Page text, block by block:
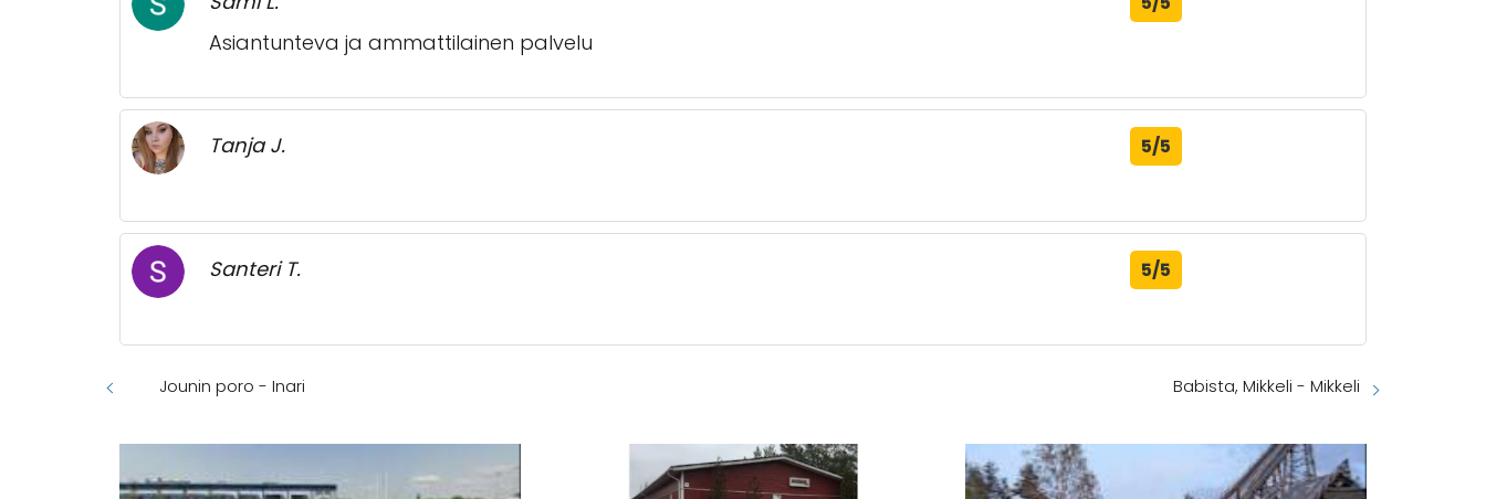
Asiantunteva ja ammattilainen palvelu
Tanja J. 5/5
Santeri T. 5/5
Jounin poro - Inari Babista, Mikkeli - Mikkeli